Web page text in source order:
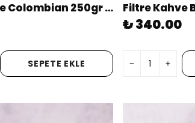
Filtre Kahve Colombian 250gr Öğütülmüş
SEPETE EKLE
₺ 340.00